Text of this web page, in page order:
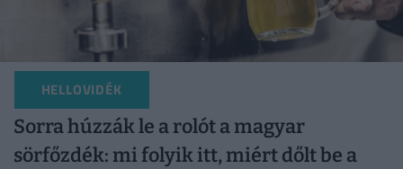
HELLOVIDÉK
Sorra húzzák le a rolót a magyar
sörfőzdék: mi folyik itt, miért dőlt be a